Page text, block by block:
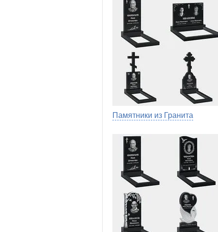
Памятники из Гранита